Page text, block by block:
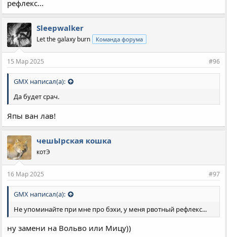
рефлекс...
Sleepwalker
Let the galaxy burn Команда форума
15 Мар 2025 #96
GMX написал(а):
Да будет срач.
Япы ван лав!
чешЫрская кошка
котЭ
16 Мар 2025 #97
GMX написал(а):
Не упоминайте при мне про бэхи, у меня рвотный рефлекс...
ну замени на Вольво или Мицу))